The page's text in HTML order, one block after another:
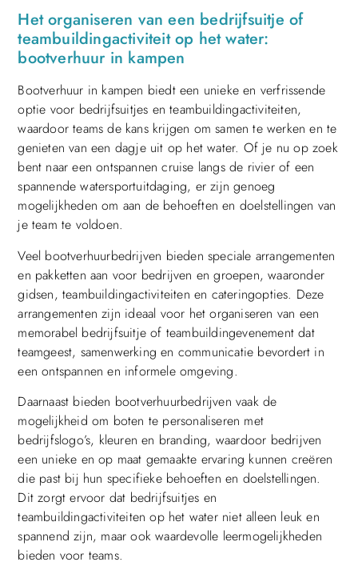
Het organiseren van een bedrijfsuitje of
teambuildingactiviteit op het water:
bootverhuur in kampen
Bootverhuur in kampen biedt een unieke en verfrissende
optie voor bedrijfsuitjes en teambuildingactiviteiten,
waardoor teams de kans krijgen om samen te werken en te
genieten van een dagje uit op het water. Of je nu op zoek
bent naar een ontspannen cruise langs de rivier of een
spannende watersportuitdaging, er zijn genoeg
mogelijkheden om aan de behoeften en doelstellingen van
je team te voldoen.
Veel bootverhuurbedrijven bieden speciale arrangementen
en pakketten aan voor bedrijven en groepen, waaronder
gidsen, teambuildingactiviteiten en cateringopties. Deze
arrangementen zijn ideaal voor het organiseren van een
memorabel bedrijfsuitje of teambuildingevenement dat
teamgeest, samenwerking en communicatie bevordert in
een ontspannen en informele omgeving.
Daarnaast bieden bootverhuurbedrijven vaak de
mogelijkheid om boten te personaliseren met
bedrijfslogo’s, kleuren en branding, waardoor bedrijven
een unieke en op maat gemaakte ervaring kunnen creëren
die past bij hun specifieke behoeften en doelstellingen.
Dit zorgt ervoor dat bedrijfsuitjes en
teambuildingactiviteiten op het water niet alleen leuk en
spannend zijn, maar ook waardevolle leermogelijkheden
bieden voor teams.